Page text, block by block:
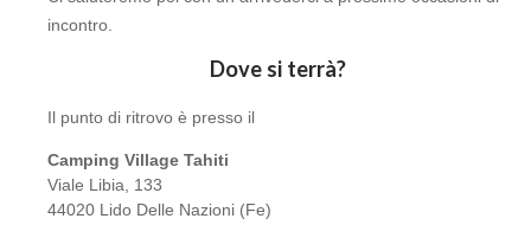
incontro.
Dove si terrà?
Il punto di ritrovo è presso il
Camping Village Tahiti
Viale Libia, 133
44020 Lido Delle Nazioni (Fe)